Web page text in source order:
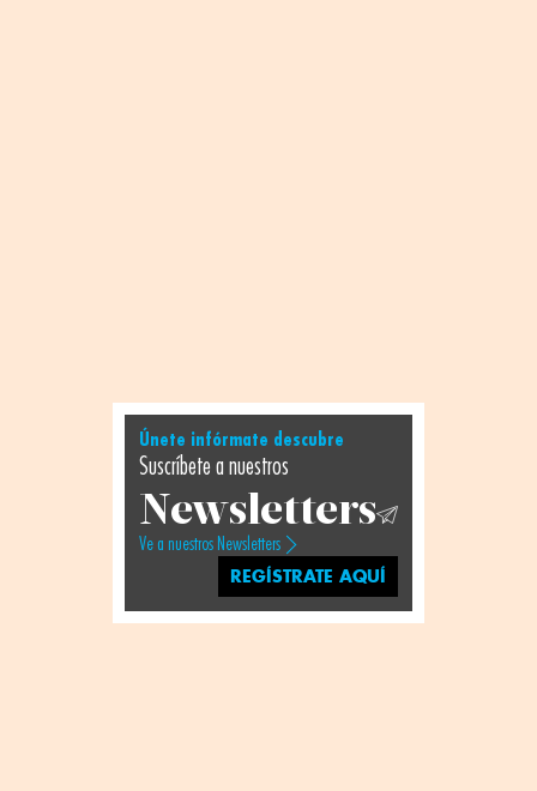
Únete infórmate descubre
Suscríbete a nuestros
Newsletters
Ve a nuestros Newsletters
REGÍSTRATE AQUÍ